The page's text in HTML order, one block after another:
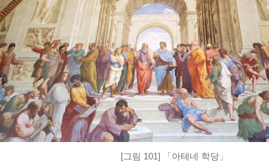
리
·
로
마
2:
「아
테
네
학
당」
[그림 101] 「아테네 학당」